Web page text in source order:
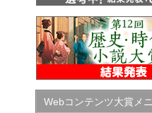
Webコンテンツ大賞メ